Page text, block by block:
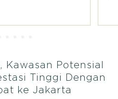
Kawasan Potensial
Tinggi Dengan
ke Jakarta